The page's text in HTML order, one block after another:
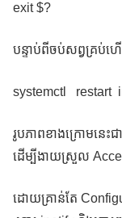
exit $?
បន្ទាប់ពីចប់សព្វគ្រប់
systemctl restart
រូបភាពខាងក្រោមនេះ
ដើម្បីងាយស្រួល
ដោយគ្រាន់តែ